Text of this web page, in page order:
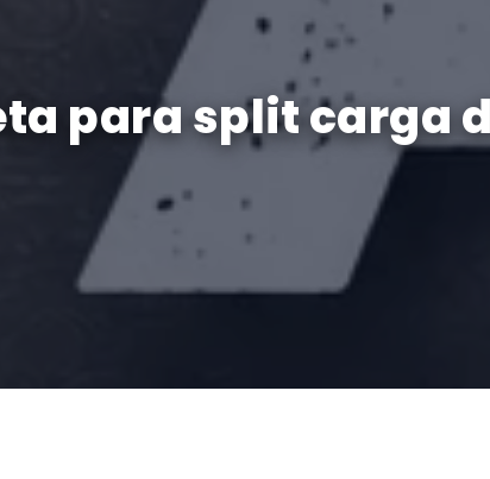
para split carga